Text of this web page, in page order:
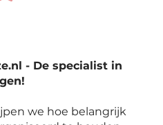
- De specialist in
we hoe belangrijk